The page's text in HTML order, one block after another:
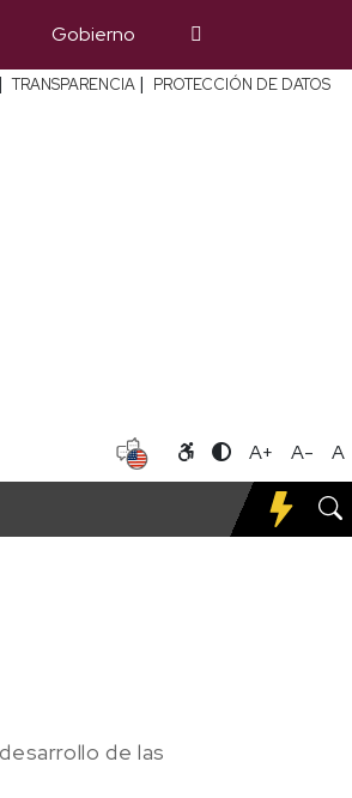
Gobierno
| TRANSPARENCIA | PROTECCIÓN DE DATOS
A+ A- A
de las